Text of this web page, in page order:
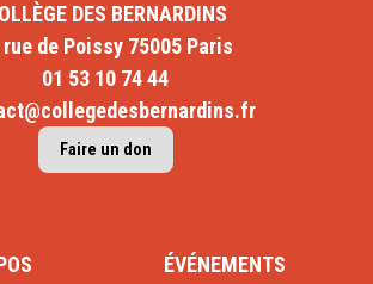
DES BERNARDINS
rue de Poissy 75005 Paris
01 53 10 74 44
Faire un don
ÉVÉNEMENTS